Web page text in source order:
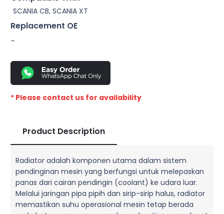
SCANIA CB, SCANIA XT
Replacement OE
–
* Please contact us for availability
Product Description
Radiator adalah komponen utama dalam sistem
pendinginan mesin yang berfungsi untuk melepaskan
panas dari cairan pendingin (coolant) ke udara luar.
Melalui jaringan pipa pipih dan sirip-sirip halus, radiator
memastikan suhu operasional mesin tetap berada